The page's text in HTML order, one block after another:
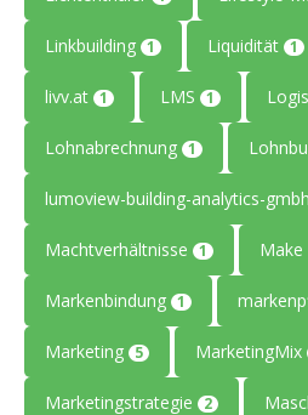
Linkbuilding 1 Liquidität 1
livv.at 1 LMS 1
Lohnabrechnung 1
lumoview-building-analytics-gmbh
Machtverhältnisse 1
Markenbindung 1
Marketing 5 MarketingMix
Marketingstrategie 2